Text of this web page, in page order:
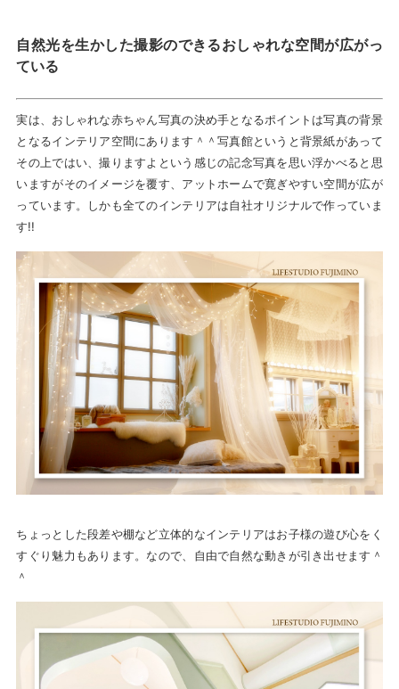
自然光を生かした撮影のできるおしゃれな空間が広がっ
ている
実は、おしゃれな赤ちゃん写真の決め手となるポイントは写真の背景
となるインテリア空間にあります＾＾写真館というと背景紙があって
その上ではい、撮りますよという感じの記念写真を思い浮かべると思
いますがそのイメージを覆す、アットホームで寛ぎやすい空間が広が
っています。しかも全てのインテリアは自社オリジナルで作っていま
す!!
ちょっとした段差や棚など立体的なインテリアはお子様の遊び心をく
すぐり魅力もあります。なので、自由で自然な動きが引き出せます＾
＾